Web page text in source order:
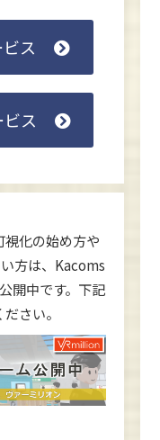
ス
ス
化の始め方や
方は、 Kacoms
開中です。下記
さい。